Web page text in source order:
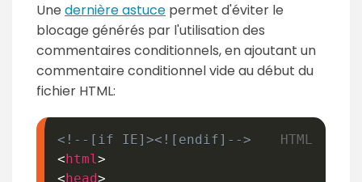
Une dernière astuce permet d'éviter le
blocage générés par l'utilisation des
commentaires conditionnels, en ajoutant un
commentaire conditionnel vide au début du
fichier HTML:
<!--[if IE]><![endif]-->
<html>
<head>